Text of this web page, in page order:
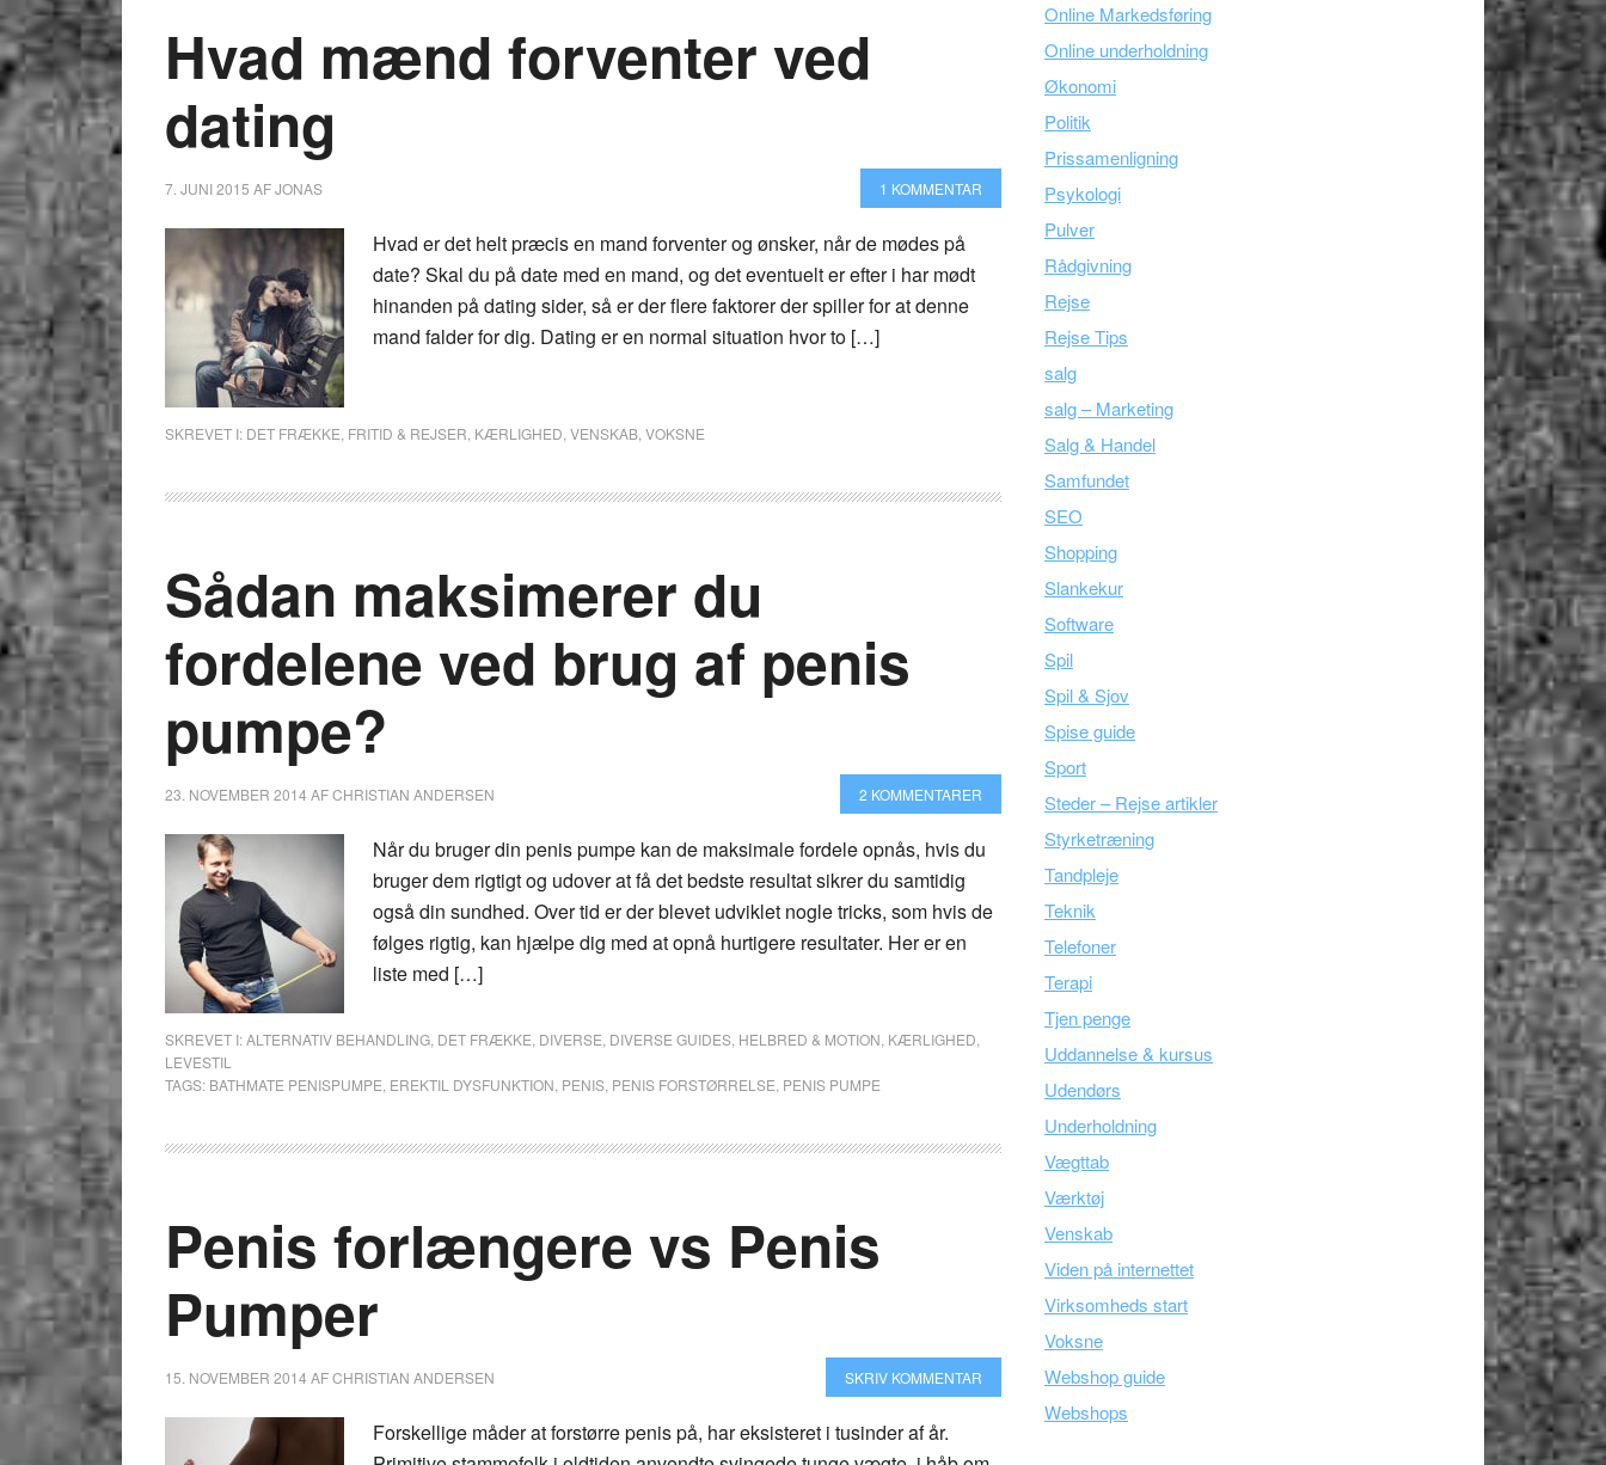
Hvad mænd forventer ved
dating
7. JUNI 2015 AFJONAS 1 KOMMENTAR
Hvad er det helt præcis en mand forventer og ønsker, når de mødes på
date? Skal du på date med en mand, og det eventuelt er efter i har mødt
hinanden på dating sider, så er der flere faktorer der spiller for at denne
mand falder for dig. Dating er en normal situation hvor to […]
SKREVET I: DET FRÆKKE FRITID & REJSER KÆRLIGHED VENSKAB VOKSNE
Sådan maksimerer du
fordelene ved brug af penis
pumpe?
23. NOVEMBER 2014 AFCHRISTIAN ANDERSEN 2 KOMMENTARER
Når du bruger din penis pumpe kan de maksimale fordele opnås, hvis du
bruger dem rigtigt og udover at få det bedste resultat sikrer du samtidig
også din sundhed. Over tid er der blevet udviklet nogle tricks, som hvis de
følges rigtig, kan hjælpe dig med at opnå hurtigere resultater. Her er en
liste med […]
SKREVET I:ALTERNATIV BEHANDLING DET FRÆKKE DIVERSE DIVERSE GUIDES HELBRED & MOTION KÆRLIGHED
LEVESTIL
TAGS: BATHMATE PENISPUMPE EREKTIL DYSFUNKTION PENIS PENIS FORSTØRRELSE PENIS PUMPE
Penis forlængere vs Penis
Pumper
15. NOVEMBER 2014 AFCHRISTIAN ANDERSEN SKRIV KOMMENTAR
Forskellige måder at forstørre penis på, har eksisteret i tusinder af år.
Online Markedsføring
Online underholdning
Økonomi
Politik
Prissamenligning
Psykologi
Pulver
Rådgivning
Rejse
Rejse Tips
salg
salg – Marketing
Salg & Handel
Samfundet
SEO
Shopping
Slankekur
Software
Spil
Spil & Sjov
Spise guide
Sport
Steder – Rejse artikler
Styrketræning
Tandpleje
Teknik
Telefoner
Terapi
Tjen penge
Uddannelse & kursus
Udendørs
Underholdning
Vægttab
Værktøj
Venskab
Viden på internettet
Virksomheds start
Voksne
Webshop guide
Webshops